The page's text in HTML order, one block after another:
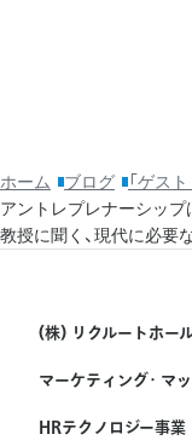
ホーム ブログ
「ゲス
アントレプレナーシッ
教授に聞く、現代に必要
(株) リクルートホー
マーケティング・マ
(株) リクルート
HRテクノロジー事業